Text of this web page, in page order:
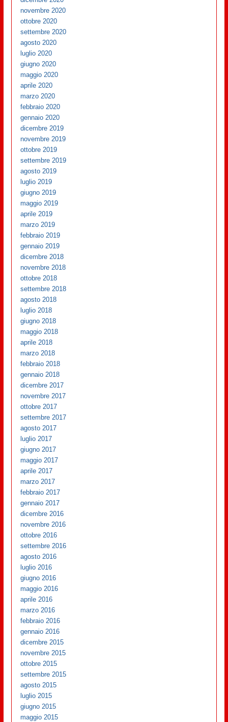
novembre 2020
ottobre 2020
settembre 2020
agosto 2020
luglio 2020
giugno 2020
maggio 2020
aprile 2020
marzo 2020
febbraio 2020
gennaio 2020
dicembre 2019
novembre 2019
ottobre 2019
settembre 2019
agosto 2019
luglio 2019
giugno 2019
maggio 2019
aprile 2019
marzo 2019
febbraio 2019
gennaio 2019
dicembre 2018
novembre 2018
ottobre 2018
settembre 2018
agosto 2018
luglio 2018
giugno 2018
maggio 2018
aprile 2018
marzo 2018
febbraio 2018
gennaio 2018
dicembre 2017
novembre 2017
ottobre 2017
settembre 2017
agosto 2017
luglio 2017
giugno 2017
maggio 2017
aprile 2017
marzo 2017
febbraio 2017
gennaio 2017
dicembre 2016
novembre 2016
ottobre 2016
settembre 2016
agosto 2016
luglio 2016
giugno 2016
maggio 2016
aprile 2016
marzo 2016
febbraio 2016
gennaio 2016
dicembre 2015
novembre 2015
ottobre 2015
settembre 2015
agosto 2015
luglio 2015
giugno 2015
maggio 2015